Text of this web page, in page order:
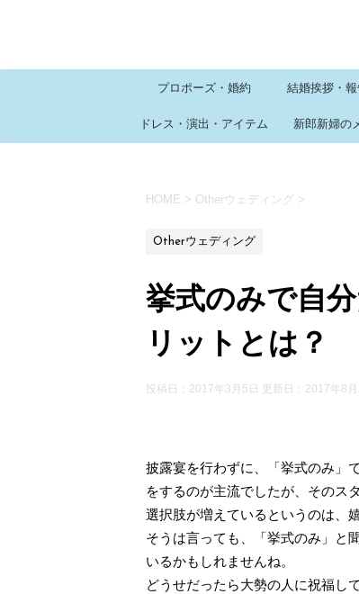
プロポーズ・婚約 結婚挨拶・
ドレス・演出・アイテム 新郎新婦の
HOME > Otherウェディング >
Otherウェディング
挙式のみで自
リットとは？
投稿日：2017年3月5日 更新日： 2017年8月
披露宴を行わずに、「挙式のみ」
をするのが主流でしたが、そのス
選択肢が増えているというのは、
そうは言っても、「挙式のみ」と
いるかもしれませんね。
どうせだったら大勢の人に祝福し